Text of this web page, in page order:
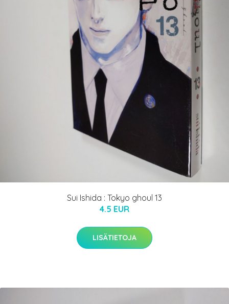
Sui Ishida : Tokyo ghoul 13
4.5 EUR
LISÄTIETOJA